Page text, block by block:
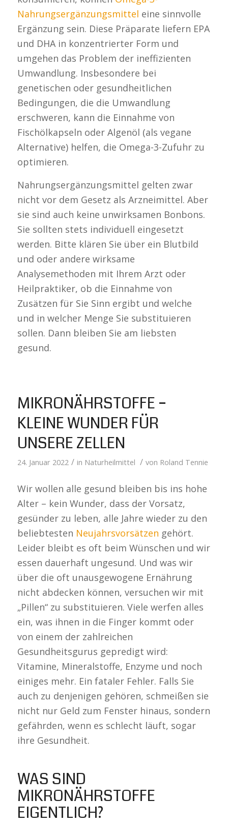
Nahrungsergänzungsmittel eine sinnvolle
Ergänzung sein. Diese Präparate liefern EPA
und DHA in konzentrierter Form und
umgehen das Problem der ineffizienten
Umwandlung. Insbesondere bei
genetischen oder gesundheitlichen
Bedingungen, die die Umwandlung
erschweren, kann die Einnahme von
Fischölkapseln oder Algenöl (als vegane
Alternative) helfen, die Omega-3-Zufuhr zu
optimieren.
Nahrungsergänzungsmittel gelten zwar
nicht vor dem Gesetz als Arzneimittel. Aber
sie sind auch keine unwirksamen Bonbons.
Sie sollten stets individuell eingesetzt
werden. Bitte klären Sie über ein Blutbild
und oder andere wirksame
Analysemethoden mit Ihrem Arzt oder
Heilpraktiker, ob die Einnahme von
Zusätzen für Sie Sinn ergibt und welche
und in welcher Menge Sie substituieren
sollen. Dann bleiben Sie am liebsten
gesund.
MIKRONÄHRSTOFFE –
KLEINE WUNDER FÜR
UNSERE ZELLEN
24. Januar 2022 / in Naturheilmittel / von Roland Tennie
Wir wollen alle gesund bleiben bis ins hohe
Alter – kein Wunder, dass der Vorsatz,
gesünder zu leben, alle Jahre wieder zu den
beliebtesten Neujahrsvorsätzen gehört.
Leider bleibt es oft beim Wünschen und wir
essen dauerhaft ungesund. Und was wir
über die oft unausgewogene Ernährung
nicht abdecken können, versuchen wir mit
„Pillen“ zu substituieren. Viele werfen alles
ein, was ihnen in die Finger kommt oder
von einem der zahlreichen
Gesundheitsgurus gepredigt wird:
Vitamine, Mineralstoffe, Enzyme und noch
einiges mehr. Ein fataler Fehler. Falls Sie
auch zu denjenigen gehören, schmeißen sie
nicht nur Geld zum Fenster hinaus, sondern
gefährden, wenn es schlecht läuft, sogar
ihre Gesundheit.
WAS SIND
MIKRONÄHRSTOFFE
EIGENTLICH?